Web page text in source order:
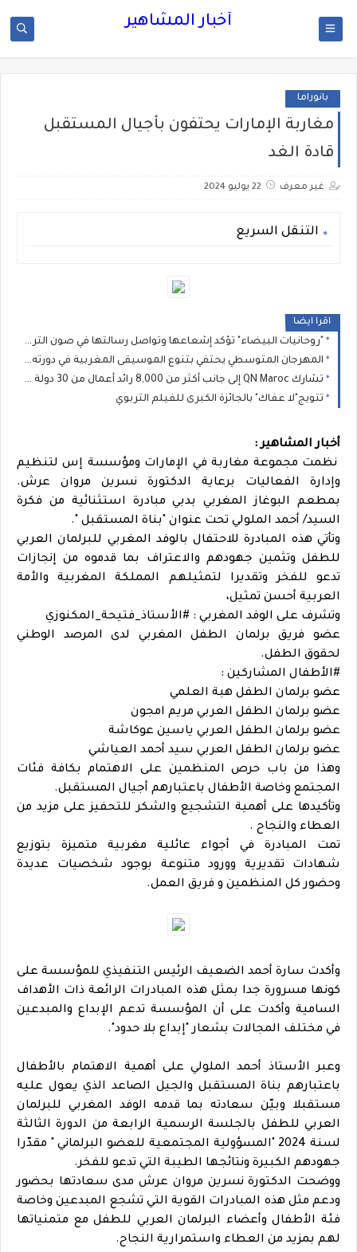
أخبار المشاهير
بانوراما
مغاربة الإمارات يحتفون بأجيال المستقبل
قادة الغد
غير معرف 22 يوليو 2024
التنقل السريع
اقرا ايضا
"روحانيات البيضاء" تؤكد إشعاعها وتواصل رسالتها في صون التراث الموسيقي المغربي
المهرجان المتوسطي يحتفي بتنوع الموسيقى المغربية في دورته الثانية عشرة
تشارك QN Maroc إلى جانب أكثر من 8,000 رائد أعمال من 30 دولة في مؤتمر V-Convention 2026 العالمي بماليزيا
تتويج"لا عفاك" بالجائزة الكبرى للفيلم التربوي
أخبار المشاهير :
نظمت مجموعة مغاربة في الإمارات ومؤسسة إس لتنظيم
وإدارة الفعاليات برعاية الدكتورة نسرين مروان عرش.
بمطعم البوغاز المغربي بدبي مبادرة استثنائية من فكرة
السيد/ أحمد الملولي تحت عنوان "بناة المستقبل ".
وتأتي هذه المبادرة للاحتفال بالوفد المغربي للبرلمان العربي
للطفل وتثمين جهودهم والاعتراف بما قدموه من إنجازات
تدعو للفخر وتقديرا لتمثيلهم المملكة المغربية والأمة
العربية أحسن تمثيل،
وتشرف على الوفد المغربي : #الأستاذ_فتيحة_المكنوزي
عضو فريق برلمان الطفل المغربي لدى المرصد الوطني
لحقوق الطفل.
#الأطفال المشاركين :
عضو برلمان الطفل هبة العلمي
عضو برلمان الطفل العربي مريم امجون
عضو برلمان الطفل العربي ياسين عوكاشة
عضو برلمان الطفل العربي سيد أحمد العياشي
وهذا من باب حرص المنظمين على الاهتمام بكافة فئات
المجتمع وخاصة الأطفال باعتبارهم أجيال المستقبل.
وتأكيدها على أهمية التشجيع والشكر للتحفيز على مزيد من
العطاء والنجاح .
تمت المبادرة في أجواء عائلية مغربية متميزة بتوزيع
شهادات تقديرية وورود متنوعة بوجود شخصيات عديدة
وحضور كل المنظمين و فريق العمل.
وأكدت سارة أحمد الضعيف الرئيس التنفيذي للمؤسسة على
كونها مسرورة جدا بمثل هذه المبادرات الرائعة ذات الأهداف
السامية وأكدت على أن المؤسسة تدعم الإبداع والمبدعين
في مختلف المجالات بشعار "إبداع بلا حدود".
وعبر الأستاذ أحمد الملولي على أهمية الاهتمام بالأطفال
باعتبارهم بناة المستقبل والجيل الصاعد الذي يعول عليه
مستقبلا وبيّن سعادته بما قدمه الوفد المغربي للبرلمان
العربي للطفل بالجلسة الرسمية الرابعة من الدورة الثالثة
لسنة 2024 "المسؤولية المجتمعية للعضو البرلماني " مقدّرا
جهودهم الكبيرة ونتائجها الطيبة التي تدعو للفخر.
ووضحت الدكتورة نسرين مروان عرش مدى سعادتها بحضور
ودعم مثل هذه المبادرات القوية التي تشجع المبدعين وخاصة
فئة الأطفال وأعضاء البرلمان العربي للطفل مع متمنياتها
لهم بمزيد من العطاء واستمرارية النجاح.